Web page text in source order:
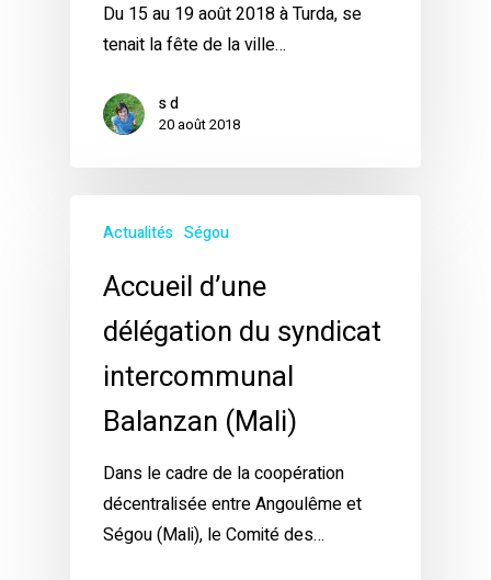
Du 15 au 19 août 2018 à Turda, se
tenait la fête de la ville…
s d
20 août 2018
Actualités Ségou
Accueil d’une
délégation du syndicat
intercommunal
Balanzan (Mali)
Dans le cadre de la coopération
décentralisée entre Angoulême et
Ségou (Mali), le Comité des…